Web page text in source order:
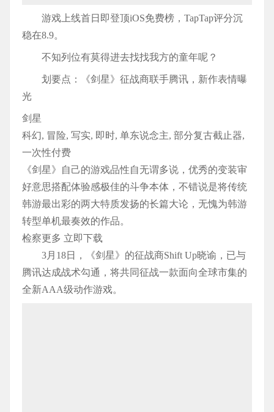
游戏上线首日即登顶iOS免费榜，TapTap评分沉
稳在8.9。
不知列位有莫得进去找找我方的童年呢？
划要点：《剑星》征战商联手腾讯，新作表情曝
光
剑星
科幻, 冒险, 写实, 即时, 单东说念主, 部分复古截止器,
一次性付费
《剑星》自己的游戏品性自无谓多说，优秀的变装审
好意思搭配体验感极佳的斗争本体，不错说是将传统
韩游最出彩的两大特质发扬的长篇大论，无愧为韩游
转型单机最奏效的作品。
检察更多 立即下载
3月18日，《剑星》的征战商Shift Up晓谕，已与
腾讯达成战术勾通，将共同征战一款面向全球市集的
全新AAA级动作游戏。